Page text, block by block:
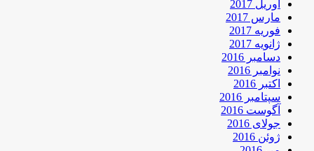
آوریل 2017
مارس 2017
فوریه 2017
ژانویه 2017
دسامبر 2016
نوامبر 2016
اکتبر 2016
سپتامبر 2016
آگوست 2016
جولای 2016
ژوئن 2016